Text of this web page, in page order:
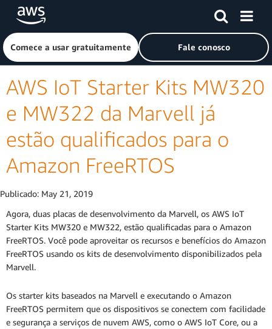
Pular para o conteúdo principal
Clique aqui para voltar à página inicial da Amazon Web
Comece a usar gratuitamente Fale conosco
AWS IoT Starter Kits MW320
e MW322 da Marvell já
estão qualificados para o
Amazon FreeRTOS
Publicado: May 21, 2019
Agora, duas placas de desenvolvimento da Marvell, os AWS IoT
Starter Kits MW320 e MW322, estão qualificadas para o Amazon
FreeRTOS. Você pode aproveitar os recursos e benefícios do Amazon
FreeRTOS usando os kits de desenvolvimento disponibilizados pela
Marvell.
Os starter kits baseados na Marvell e executando o Amazon
FreeRTOS permitem que os dispositivos se conectem com facilidade
e segurança a serviços de nuvem AWS, como o AWS IoT Core, ou a